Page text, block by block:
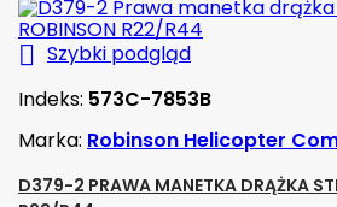
 Szybki podgląd
Indeks: 573C-7853B
Marka: Robinson Helicopter
D379-2 PRAWA MANETKA DRĄŻKA